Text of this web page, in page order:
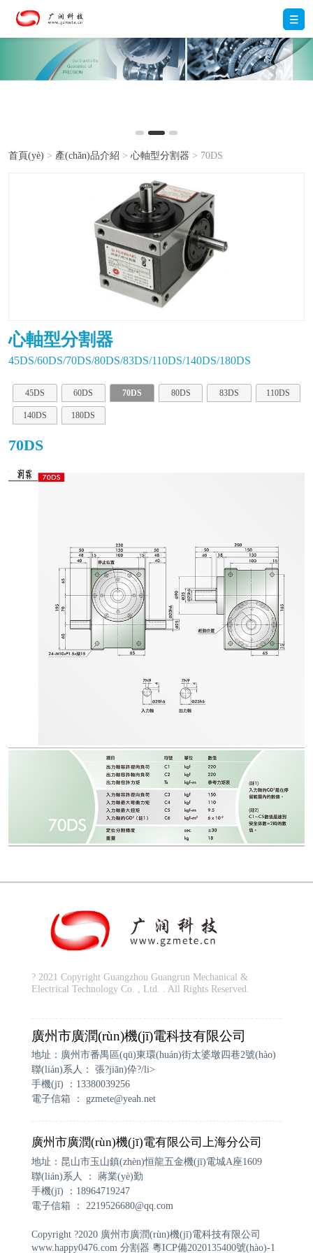
首頁(yè) > 產(chǎn)品介紹 > 心軸型分割器 > 70DS
心軸型分割器
45DS/60DS/70DS/80DS/83DS/110DS/140DS/180DS
45DS 60DS 70DS 80DS 83DS 110DS
140DS 180DS
70DS
? 2021 Copyright Guangzhou Guangrun Mechanical &
Electrical Technology Co. , Ltd. . All Rights Reserved.
廣州市廣潤(rùn)機(jī)電科技有限公司
地址：廣州市番禺區(qū)東環(huán)街太婆墩四巷2號(hào)
聯(lián)系人： 張?jiān)伜?/li>
手機(jī) ：13380039256
電子信箱 ： gzmete@yeah.net
廣州市廣潤(rùn)機(jī)電有限公司上海分公司
地址：昆山市玉山鎮(zhèn)恒龍五金機(jī)電城A座1609
聯(lián)系人 ： 蔣業(yè)勤
手機(jī) ：18964719247
電子信箱 ： 2219526680@qq.com
Copyright ?2020 廣州市廣潤(rùn)機(jī)電科技有限公司
www.happy0476.com 分割器 粵ICP備2020135400號(hào)-1